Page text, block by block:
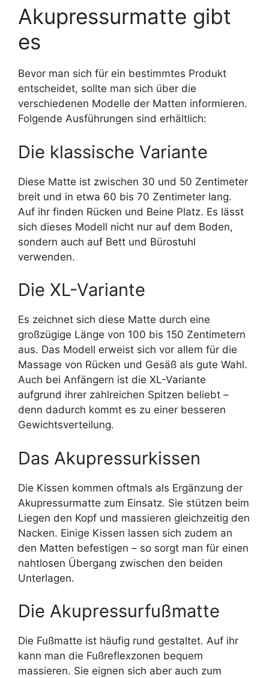
Akupressurmatte gibt
es
Bevor man sich für ein bestimmtes Produkt
entscheidet, sollte man sich über die
verschiedenen Modelle der Matten informieren.
Folgende Ausführungen sind erhältlich:
Die klassische Variante
Diese Matte ist zwischen 30 und 50 Zentimeter
breit und in etwa 60 bis 70 Zentimeter lang.
Auf ihr finden Rücken und Beine Platz. Es lässt
sich dieses Modell nicht nur auf dem Boden,
sondern auch auf Bett und Bürostuhl
verwenden.
Die XL-Variante
Es zeichnet sich diese Matte durch eine
großzügige Länge von 100 bis 150 Zentimetern
aus. Das Modell erweist sich vor allem für die
Massage von Rücken und Gesäß als gute Wahl.
Auch bei Anfängern ist die XL-Variante
aufgrund ihrer zahlreichen Spitzen beliebt –
denn dadurch kommt es zu einer besseren
Gewichtsverteilung.
Das Akupressurkissen
Die Kissen kommen oftmals als Ergänzung der
Akupressurmatte zum Einsatz. Sie stützen beim
Liegen den Kopf und massieren gleichzeitig den
Nacken. Einige Kissen lassen sich zudem an
den Matten befestigen – so sorgt man für einen
nahtlosen Übergang zwischen den beiden
Unterlagen.
Die Akupressurfußmatte
Die Fußmatte ist häufig rund gestaltet. Auf ihr
kann man die Fußreflexzonen bequem
massieren. Sie eignen sich aber auch zum